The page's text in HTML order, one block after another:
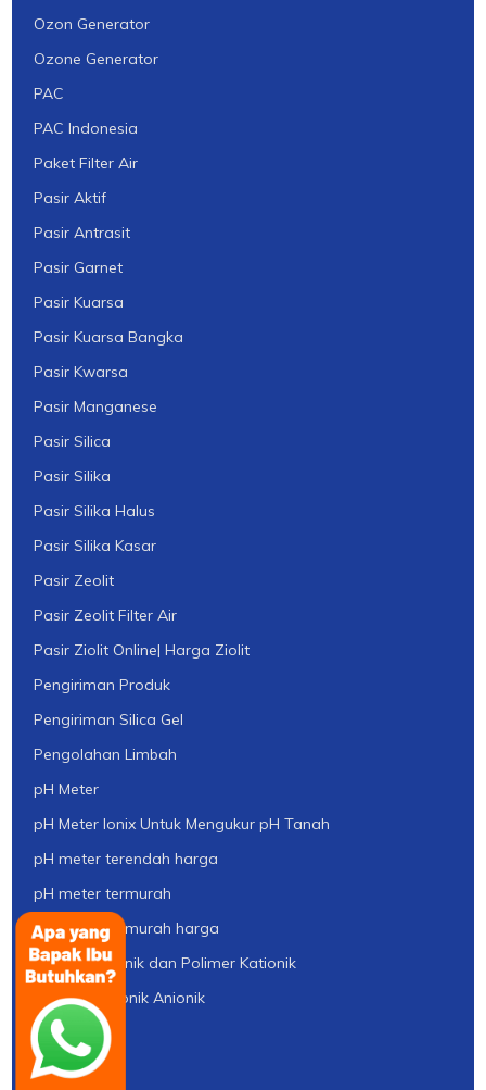
Ozon Generator
Ozone Generator
PAC
PAC Indonesia
Paket Filter Air
Pasir Aktif
Pasir Antrasit
Pasir Garnet
Pasir Kuarsa
Pasir Kuarsa Bangka
Pasir Kwarsa
Pasir Manganese
Pasir Silica
Pasir Silika
Pasir Silika Halus
Pasir Silika Kasar
Pasir Zeolit
Pasir Zeolit Filter Air
Pasir Ziolit Online| Harga Ziolit
Pengiriman Produk
Pengiriman Silica Gel
Pengolahan Limbah
pH Meter
pH Meter Ionix Untuk Mengukur pH Tanah
pH meter terendah harga
pH meter termurah
pH meter termurah harga
Polimer Anionik dan Polimer Kationik
Polimer Kationik Anionik
Primeratech
Produk